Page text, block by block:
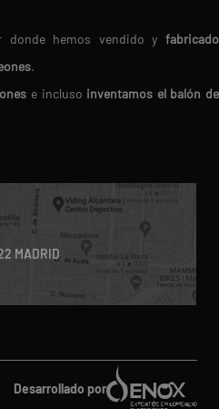
donde hemos vendido y fabricado
.
e incluso inventamos el balón de
MADRID
Desarrollado por